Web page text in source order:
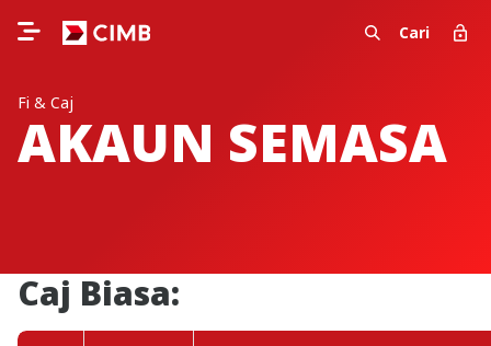
Cari
Fi & Caj
AKAUN SEMASA
Caj Biasa: